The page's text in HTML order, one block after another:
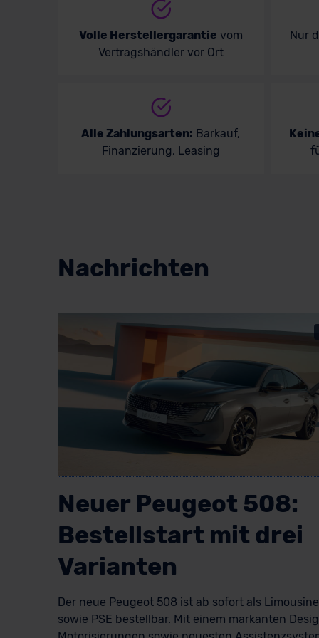
Volle Herstellergarantie vom
Vertragshändler vor Ort
Nur
Alle Zahlungsarten: Barkauf,
Finanzierung, Leasing
Nachrichten
Neuer Peugeot 508:
Bestellstart mit drei
Varianten
Der neue Peugeot 508 ist ab sofort als
sowie PSE bestellbar. Mit einem markanten